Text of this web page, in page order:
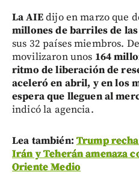
La AIEdijo en marzo que
millones de barriles de
sus 32 países miembros.
movilizaron unos 164
ritmo de liberación de
aceleró en abril, y en los
espera que lleguen al
indicó la agencia.
Lea también: Trump
Irán y Teherán amenaza
Oriente Medio